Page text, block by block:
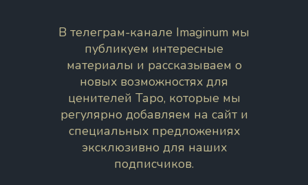
В телеграм-канале Imaginum мы
публикуем интересные
материалы и рассказываем о
новых возможностях для
ценителей Таро, которые мы
регулярно добавляем на сайт и
специальных предложениях
эксклюзивно для наших
подписчиков.